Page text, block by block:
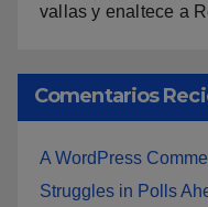
vallas y enaltece a
Comentarios
A WordPress
Struggles in Polls